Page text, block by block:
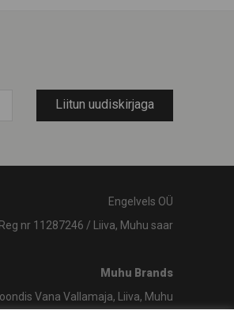
Liitun uudiskirjaga
Engelvels OÜ
Reg nr 11287246 / Liiva, Muhu saar
Muhu Brands
Vana Vallamaja, Liiva, Muhu